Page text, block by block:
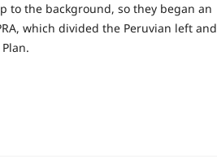
to the background, so they began an
which divided the Peruvian left and